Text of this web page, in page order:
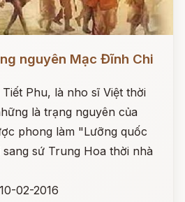
nguyên Mạc Đĩnh Chi
Phu, là nho sĩ Việt thời
là trạng nguyên của
phong làm "Lưỡng quốc
sứ Trung Hoa thời nhà
10-02-2016